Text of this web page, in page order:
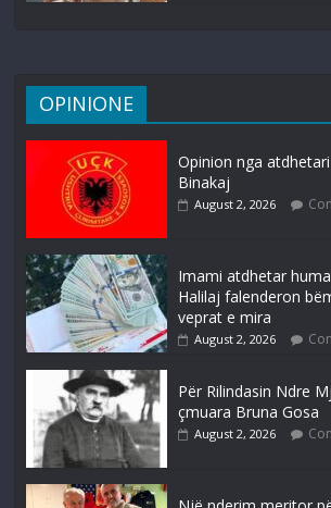
OPINIONE
Opinion nga
Binakaj
August 2, 2026
Imami atdhetar
Halilaj falenderon
veprat e mira
August 2, 2026
Për Rilindasin Ndre
çmuara Bruna Gosa
August 2, 2026